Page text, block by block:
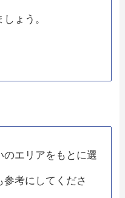
ょう。
のエリアをもとに選
考にしてくださ